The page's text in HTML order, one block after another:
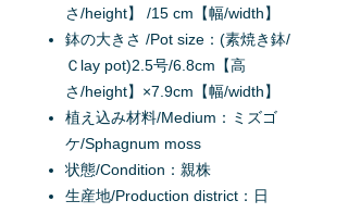
さ/height】 /15 cm【幅/width】
鉢の大きさ /Pot size：(素焼き鉢/
Ｃlay pot)2.5号/6.8cm【高
さ/height】×7.9cm【幅/width】
植え込み材料/Medium：ミズゴ
ケ/Sphagnum moss
状態/Condition：親株
生産地/Production district：日